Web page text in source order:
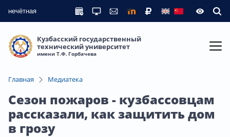
нечётная
Кузбасский государственный
технический университет
имени Т.Ф. Горбачева
Главная Медиатека
Сезон пожаров - кузбассовцам
рассказали, как защитить дом
в грозу